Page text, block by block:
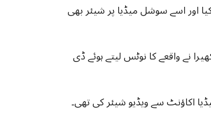
اور اسے سوشل میڈیا پر شیئر بھی
نے واقعے کا نوٹس لیتے ہوئے ڈی
اکاؤنٹ سے ویڈیو شیئر کی تھی۔